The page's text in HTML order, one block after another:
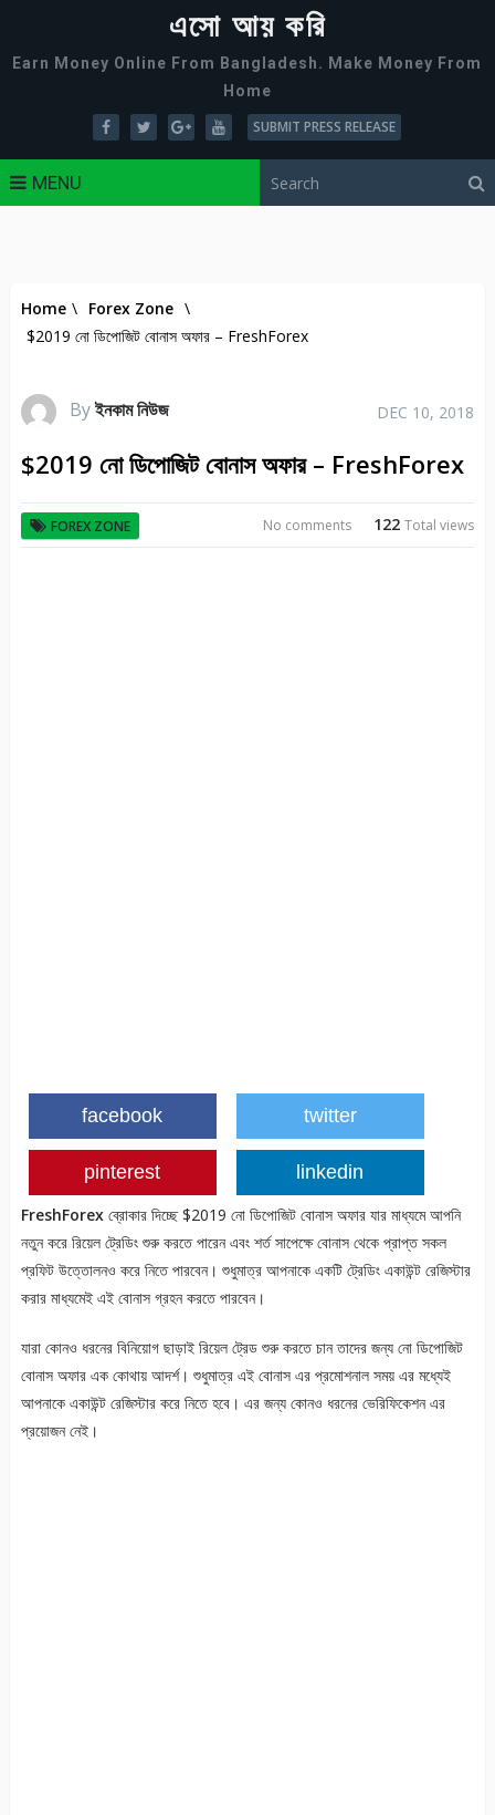
এসো আয় করি
Earn Money Online From Bangladesh. Make Money From
Home
SUBMIT PRESS RELEASE
MENU
Home \ Forex Zone \
$2019 নো ডিপোজিট বোনাস অফার – FreshForex
Byইনকাম নিউজ DEC 10, 2018
$2019 নো ডিপোজিট বোনাস অফার – FreshForex
FOREX ZONE 122Total views
No comments
facebook twitter
pinterest linkedin
FreshForexব্রোকার দিচ্ছে $2019 নো ডিপোজিট বোনাস অফার যার মাধ্যমে আপনি
নতুন করে রিয়েল ট্রেডিং শুরু করতে পারেন এবং শর্ত সাপেক্ষে বোনাস থেকে প্রাপ্ত সকল
প্রফিট উত্তোলনও করে নিতে পারবেন। শুধুমাত্র আপনাকে একটি ট্রেডিং একাউন্ট রেজিস্টার
করার মাধ্যমেই এই বোনাস গ্রহন করতে পারবেন।
যারা কোনও ধরনের বিনিয়োগ ছাড়াই রিয়েল ট্রেড শুরু করতে চান তাদের জন্য নো ডিপোজিট
বোনাস অফার এক কোথায় আদর্শ। শুধুমাত্র এই বোনাস এর প্রমোশনাল সময় এর মধ্যেই
আপনাকে একাউন্ট রেজিস্টার করে নিতে হবে। এর জন্য কোনও ধরনের ভেরিফিকেশন এর
প্রয়োজন নেই।